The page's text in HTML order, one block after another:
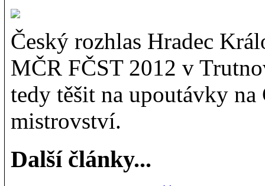
Český rozhlas Hradec
MČR FČST 2012 v
tedy těšit na upoutávky
mistrovství.
Další články...